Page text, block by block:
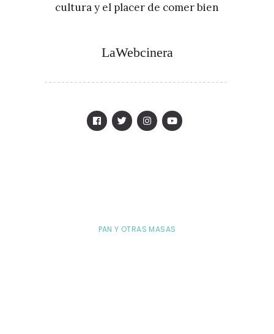
cultura y el placer de comer bien
LaWebcinera
PAN Y OTRAS MASAS